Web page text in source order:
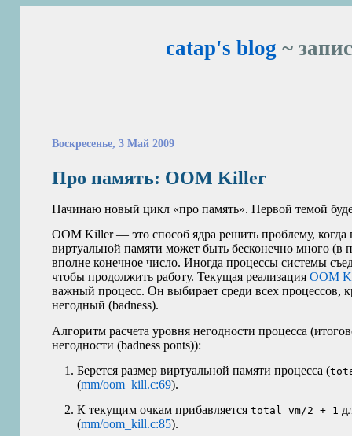
catap's blog ~
Воскресенье, 3 Май 2009
Про память: OOM Killer
Начинаю новый цикл «про память». Первой темой
OOM Killer — это способ ядра решить проблему, когда
виртуальной памяти может быть бесконечно много (в
вполне конечное число. Иногда процессы системы
чтобы продолжить работу. Текущая реализацияOOM
важный процесс. Он выбирает среди всех процессов,
негодный (badness).
Алгоритм расчета уровня негодности процесса
негодности (badness ponts)):
Берется размер виртуальной памяти процесса (
(mm/oom_kill.c:69).
К текущим очкам прибавляетсяtotal_vm/2 + 1
(mm/oom_kill.c:85).